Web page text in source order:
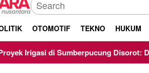
OTOMOTIF TEKNO HUKUM
Sumberpucung Disorot: Dikerjakan